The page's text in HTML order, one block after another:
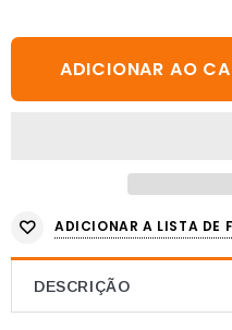
ADICIONAR A LISTA DE
DESCRIÇÃO